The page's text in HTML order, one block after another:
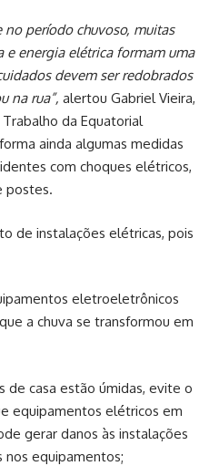
no período chuvoso, muitas
e energia elétrica formam uma
devem ser redobrados
na rua”, alertou Gabriel Vieira,
da Equatorial
ainda algumas medidas
com choques elétricos,
postes.
de instalações elétricas, pois
eletroeletrônicos
a chuva se transformou em
de casa estão úmidas, evite o
equipamentos elétricos em
gerar danos às instalações
nos equipamentos;